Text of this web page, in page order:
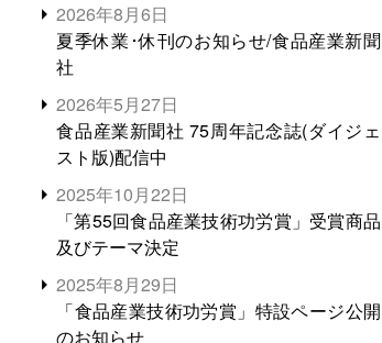
2026年8月6日
夏季休業･休刊のお知らせ/食品産業新聞
社
2026年5月27日
食品産業新聞社 75周年記念誌(ダイジェ
スト版)配信中
2025年10月22日
「第55回食品産業技術功労賞」受賞商品
及びテーマ決定
2025年8月29日
「食品産業技術功労賞」特設ページ公開
のお知らせ